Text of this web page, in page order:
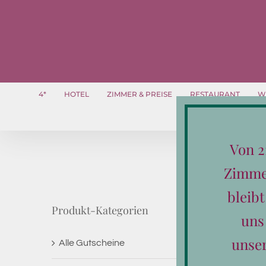
4* HOTEL ZIMMER & PREISE RESTAURANT
Produkt-Kategorien
Alle Gutscheine
Von
bleibt